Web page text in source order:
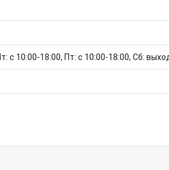
c 10:00-18:00, Пт: c 10:00-18:00, Сб: